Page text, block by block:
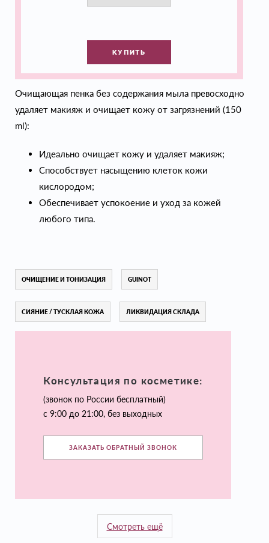
КУПИТЬ
Очищающая пенка без содержания мыла превосходно
удаляет макияж и очищает кожу от загрязнений (150
ml):
Идеально очищает кожу и удаляет макияж;
Способствует насыщению клеток кожи
кислородом;
Обеспечивает успокоение и уход за кожей
любого типа.
ОЧИЩЕНИЕ И ТОНИЗАЦИЯ GUINOT
СИЯНИЕ / ТУСКЛАЯ КОЖА ЛИКВИДАЦИЯ СКЛАДА
Консультация по косметике:
(звонок по России бесплатный)
с 9:00 до 21:00, без выходных
ЗАКАЗАТЬ ОБРАТНЫЙ ЗВОНОК
Смотреть ещё